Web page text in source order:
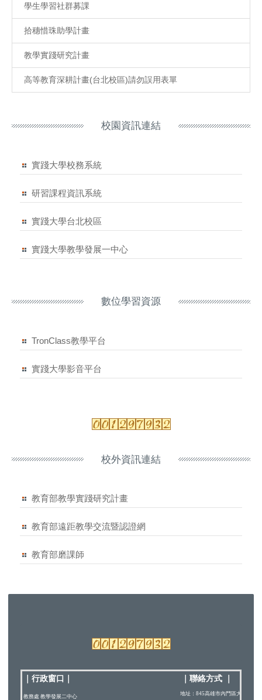
學生學習社群募課
拾穗惜珠助學計畫
教學實踐研究計畫
高等教育深耕計畫(台北校區)請勿誤用表單
校園資訊連結
實踐大學校務系統
研習課程資訊系統
實踐大學台北校區
實踐大學教學發展一中心
數位學習資源
TronClass教學平台
實踐大學影音平台
校外資訊連結
教育部教學實踐研究計畫
教育部遠距教學交流暨認證網
教育部磨課師
｜行政窗口 聯絡方式
教務處 教學發展二中心 地址：845高雄市內門區大學路200